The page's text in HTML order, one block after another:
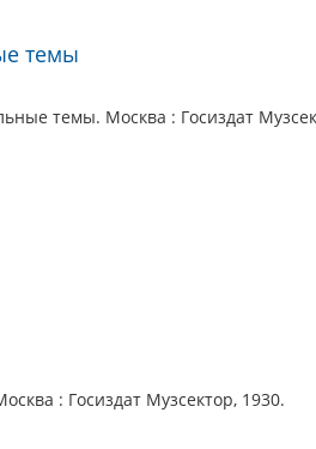
темы
темы. Москва : Госиздат
: Госиздат Музсектор, 1930.